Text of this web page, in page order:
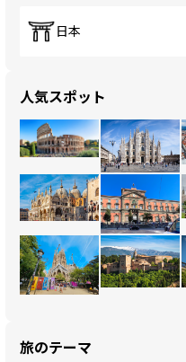
日本
人気スポット
旅のテーマ